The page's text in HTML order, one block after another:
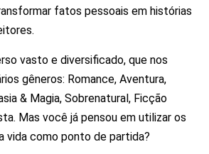
fatos pessoais em histórias
vasto e diversificado, que nos
gêneros: Romance, Aventura,
& Magia, Sobrenatural, Ficção
Mas você já pensou em utilizar os
vida como ponto de partida?